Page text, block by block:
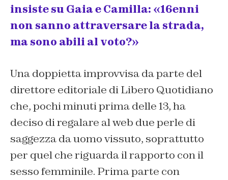
insiste su Gaia e Camilla: «16enni
non sanno attraversare la strada,
ma sono abili al voto?»
Una doppietta improvvisa da parte del
direttore editoriale diLibero Quotidiano
che, pochi minuti prima delle 13, ha
deciso di regalare al web due perle di
saggezza da uomo vissuto, soprattutto
per quel che riguarda il rapporto con il
sesso femminile. Prima parte con